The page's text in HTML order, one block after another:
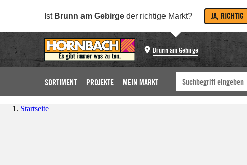
Ist Brunn am Gebirge der richtige Markt? JA, RICHTIG
Brunn am Gebirge
SORTIMENT PROJEKTE MEIN MARKT
Startseite